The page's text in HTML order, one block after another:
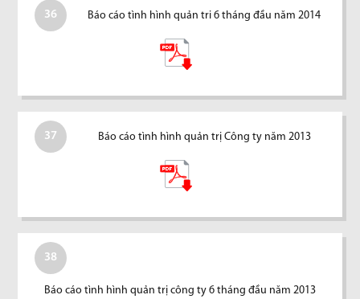
36 Báo cáo tình hình quản tri 6 tháng đầu năm 2014
37 Báo cáo tình hình quản trị Công ty năm 2013
38
Báo cáo tình hình quản trị công ty 6 tháng đầu năm 2013